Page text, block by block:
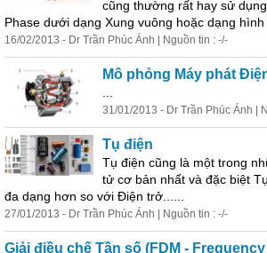
cũng thường rất hay sử
Phase dưới dạng Xung vuông hoặc dạng hình
16/02/2013 - Dr Trần Phúc Ánh | Nguồn tin : -/-
Mô phỏng Máy phát
31/01/2013 - Dr Trần Phúc Ánh |
Tụ điện
Tụ điện cũng là một trong
tử cơ bản nhất và đặc biệt
đa dạng hơn so với Điện trở......
27/01/2013 - Dr Trần Phúc Ánh | Nguồn tin : -/-
Giải điều chế Tần số (FDM -